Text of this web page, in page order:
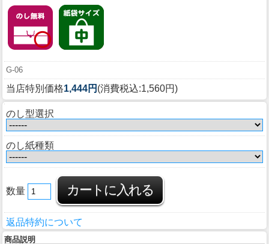
G-06
当店特別価格1,444円 (消費税込:1,560円)
のし型選択
のし紙種類
数量
返品特約について
商品説明